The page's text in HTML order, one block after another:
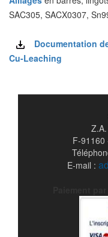
SAC305, SACX0307,
Documentation
Cu-Leaching
F-91160
E-mail :